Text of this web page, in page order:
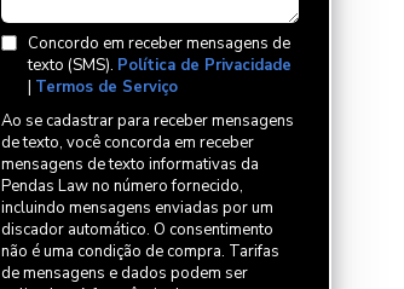
Concordo em receber mensagens de
texto (SMS). Política de Privacidade
| Termos de Serviço
Ao se cadastrar para receber mensagens
de texto, você concorda em receber
mensagens de texto informativas da
Pendas Law no número fornecido,
incluindo mensagens enviadas por um
discador automático. O consentimento
não é uma condição de compra. Tarifas
de mensagens e dados podem ser